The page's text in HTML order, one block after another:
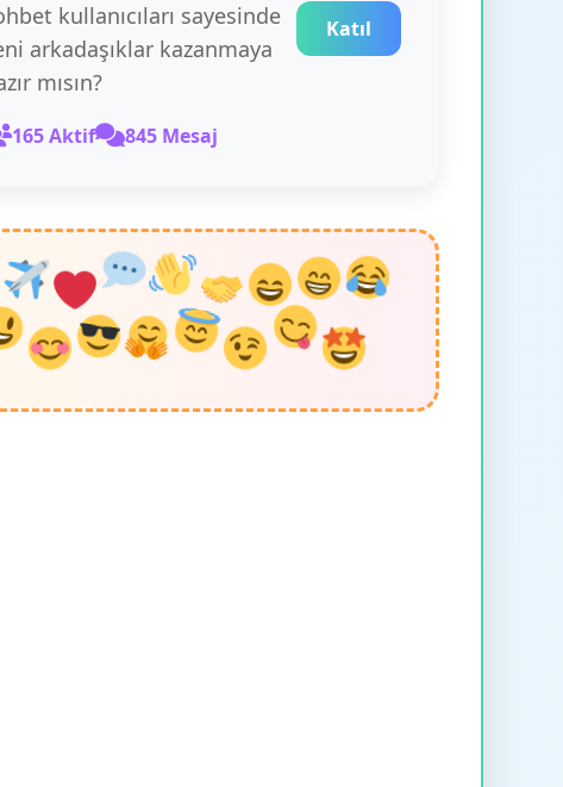
kullanıcıları sayesinde
arkadaşıklar kazanmaya
mısın?
165 Aktif 845 Mesaj
Katıl